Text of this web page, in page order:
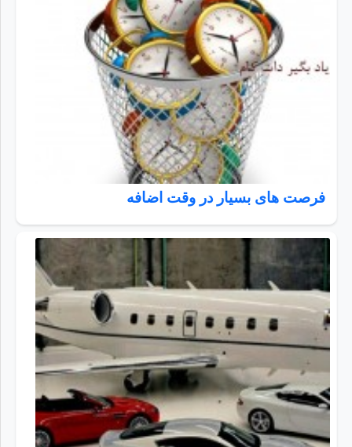
فرصت های بسیار در وقت اضافه